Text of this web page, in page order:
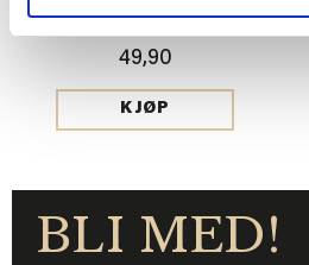
SERVIETT FLEUR BLÅ
49,90
KJØP
BLI MED!